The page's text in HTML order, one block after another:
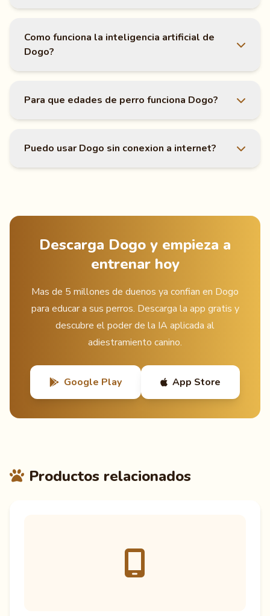
Como funciona la inteligencia artificial de
Dogo?
Para que edades de perro funciona Dogo?
Puedo usar Dogo sin conexion a internet?
Descarga Dogo y empieza a
entrenar hoy
Mas de 5 millones de duenos ya confian en Dogo
para educar a sus perros. Descarga la app gratis y
descubre el poder de la IA aplicada al
adiestramiento canino.
Google Play App Store
Productos relacionados